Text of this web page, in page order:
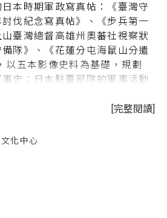
本時期軍政寫真帖：《臺灣守
伐紀念寫真帖》、《步兵第一
臺灣總督高雄州奧蕃社視察狀
隊》、《花蓮分屯海鼠山分遣
以五本影像史料為基礎，規劃
事史：日本駐臺部隊的軍事活動
觀的日本在臺軍事編制演變的圖
由內而外，由守轉攻的軍備編
三個子題：「初探日本駐臺軍
[完整閱讀]
化中心